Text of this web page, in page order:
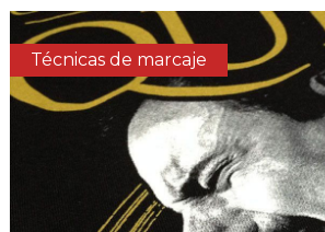
Técnicas de marcaje